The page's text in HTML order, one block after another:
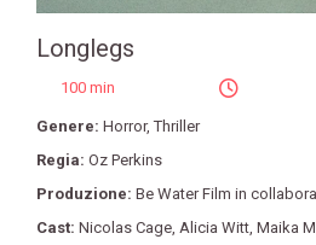
Longlegs
100 min
Genere: Horror,Thriller
Regia: Oz Perkins
Produzione: Be Water Film in
Cast: Nicolas Cage, Alicia Witt, Maika